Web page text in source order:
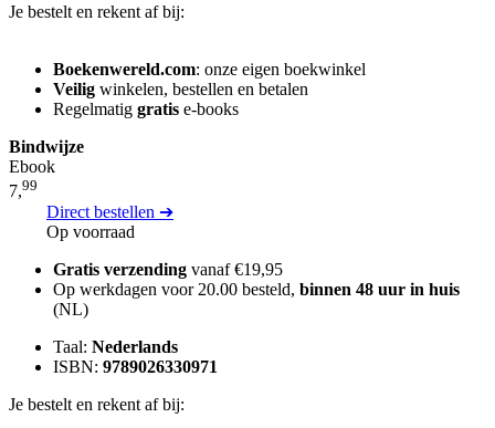
Je bestelt en rekent af bij:
Boekenwereld.com: onze eigen boekwinkel
Veilig winkelen, bestellen en betalen
Regelmatig gratis e-books
Bindwijze
Ebook
7,99
Direct bestellen ➔
Op voorraad
Gratis verzending vanaf €19,95
Op werkdagen voor 20.00 besteld, binnen 48 uur in huis
(NL)
Taal: Nederlands
ISBN: 9789026330971
Je bestelt en rekent af bij: